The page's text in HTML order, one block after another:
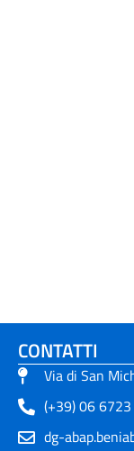
CONTATTI
Via di San
(+39) 06
dg-